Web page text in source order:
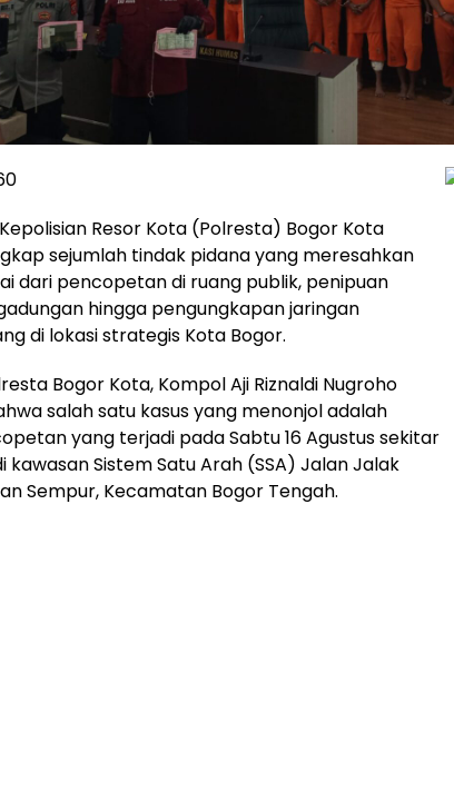
Resor Kota (Polresta) Bogor Kota
sejumlah tindak pidana yang meresahkan
dari pencopetan di ruang publik, penipuan
hingga pengungkapan jaringan
di lokasi strategis Kota Bogor.
Bogor Kota, Kompol Aji Riznaldi Nugroho
salah satu kasus yang menonjol adalah
yang terjadi pada Sabtu 16 Agustus sekitar
kawasan Sistem Satu Arah (SSA) Jalan Jalak
Sempur, Kecamatan Bogor Tengah.